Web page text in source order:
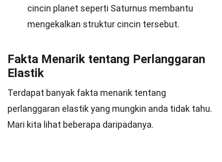
cincin planet seperti Saturnus membantu
mengekalkan struktur cincin tersebut.
Fakta Menarik tentang Perlanggaran
Elastik
Terdapat banyak fakta menarik tentang
perlanggaran elastik yang mungkin anda tidak tahu.
Mari kita lihat beberapa daripadanya.